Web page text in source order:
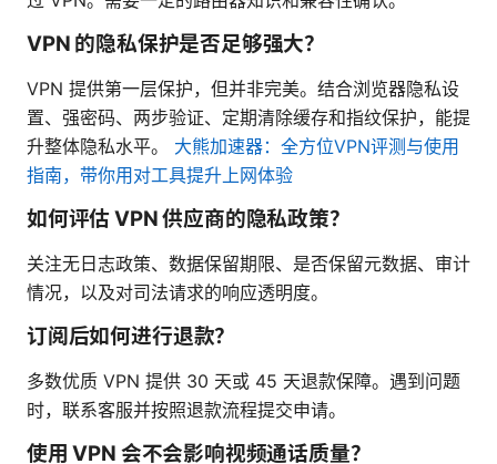
VPN 的隐私保护是否足够强大？
VPN 提供第一层保护，但并非完美。结合浏览器隐私设
置、强密码、两步验证、定期清除缓存和指纹保护，能提
升整体隐私水平。 大熊加速器：全方位VPN评测与使用
指南，带你用对工具提升上网体验
如何评估 VPN 供应商的隐私政策？
关注无日志政策、数据保留期限、是否保留元数据、审计
情况，以及对司法请求的响应透明度。
订阅后如何进行退款？
多数优质 VPN 提供 30 天或 45 天退款保障。遇到问题
时，联系客服并按照退款流程提交申请。
使用 VPN 会不会影响视频通话质量？